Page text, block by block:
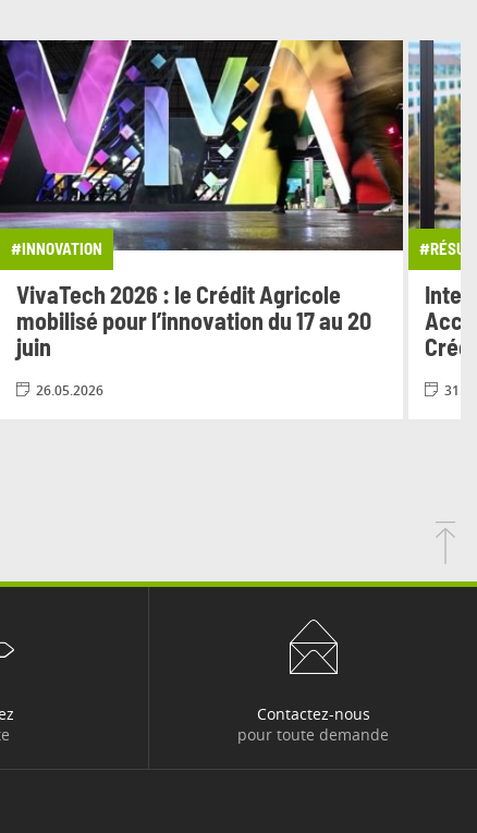
#INNOVATION
VivaTech 2026 : le Crédit Agricole
mobilisé pour l’innovation du 17 au 20
juin
26.05.2026
Contactez-nous
pour toute demande